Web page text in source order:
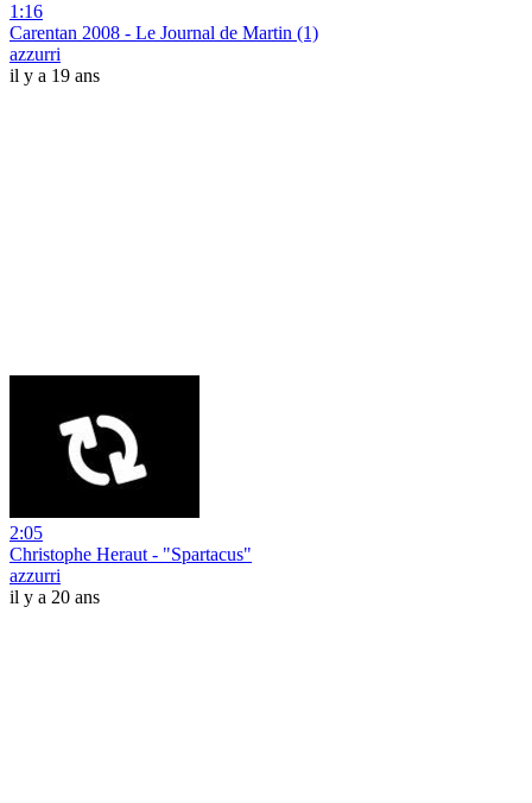
1:16
Carentan 2008 - Le Journal de Martin (1)
azzurri
il y a 19 ans
2:05
Christophe Heraut - "Spartacus"
azzurri
il y a 20 ans